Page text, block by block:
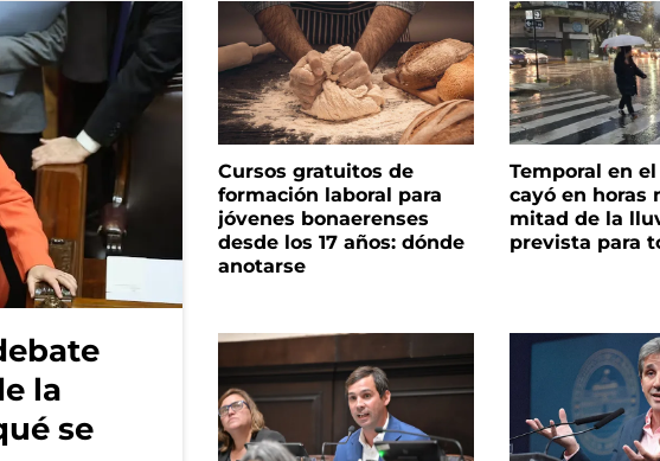
la
se
Cursos gratuitos de
formación laboral para
jóvenes bonaerenses
desde los 17 años: dónde
anotarse
Temporal en el
cayó en horas
mitad de la
prevista para